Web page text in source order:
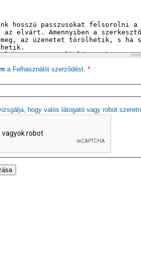
a Felhasználói szerződést.*
hogy valós látogató vagy robot